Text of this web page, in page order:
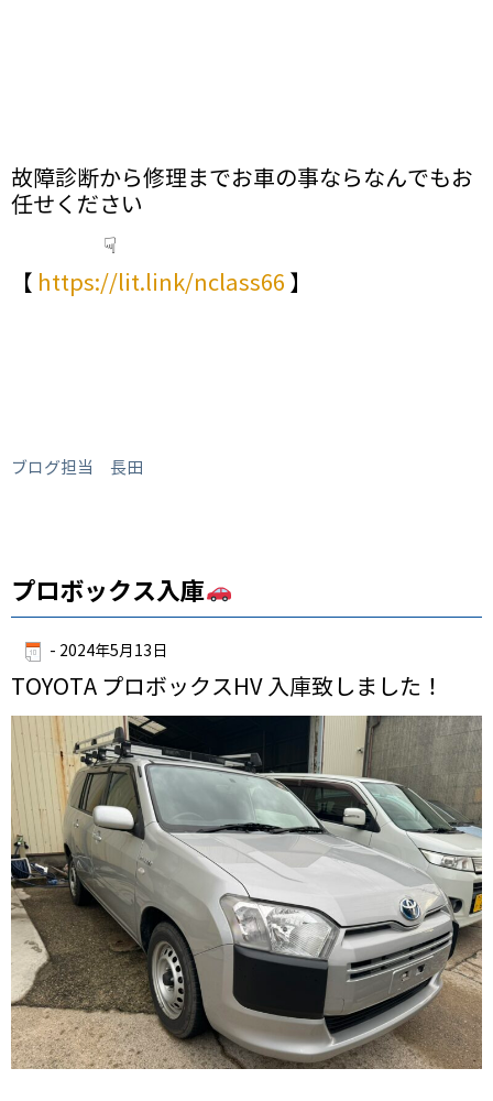
故障診断から修理までお車の事ならなんでもお
任せください
☟
【 https://lit.link/nclass66 】
ブログ担当 長田
プロボックス入庫
- 2024年5月13日
TOYOTA プロボックスHV 入庫致しました！